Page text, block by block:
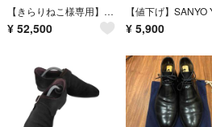
【きらりねこ様専用】三陽山長 ホールカット 勇一郎 6.5【送料無料】
¥ 52,500 ¥ 5,900